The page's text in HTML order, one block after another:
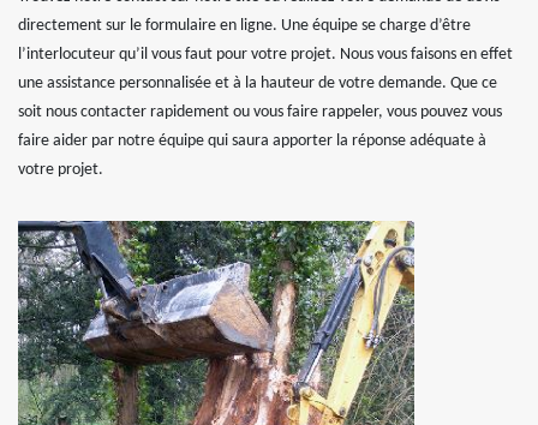
directement sur le formulaire en ligne. Une équipe se charge d’être
l’interlocuteur qu’il vous faut pour votre projet. Nous vous faisons en effet
une assistance personnalisée et à la hauteur de votre demande. Que ce
soit nous contacter rapidement ou vous faire rappeler, vous pouvez vous
faire aider par notre équipe qui saura apporter la réponse adéquate à
votre projet.